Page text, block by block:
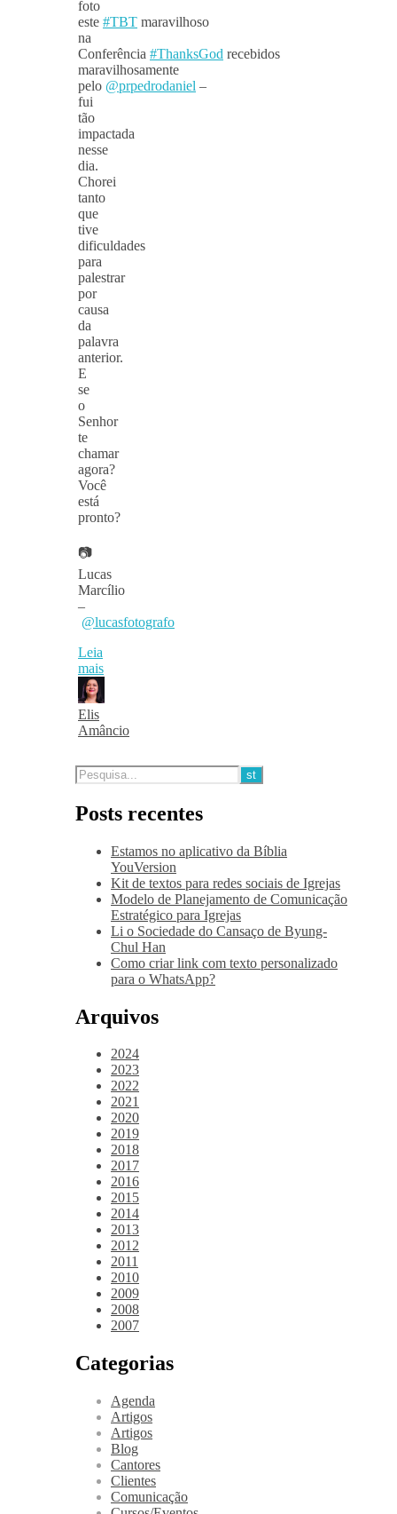
foto
este #TBT maravilhoso
na
Conferência #ThanksGod recebidos
maravilhosamente
pelo @prpedrodaniel –
fui
tão
impactada
nesse
dia.
Chorei
tanto
que
tive
dificuldades
para
palestrar
por
causa
da
palavra
anterior.
E
se
o
Senhor
te
chamar
agora?
Você
está
pronto?
📷
Lucas
Marcílio
–
@lucasfotografo
Leia
mais
Elis
Amâncio
Posts recentes
Estamos no aplicativo da Bíblia
YouVersion
Kit de textos para redes sociais de Igrejas
Modelo de Planejamento de Comunicação
Estratégico para Igrejas
Li o Sociedade do Cansaço de Byung-
Chul Han
Como criar link com texto personalizado
para o WhatsApp?
Arquivos
2024
2023
2022
2021
2020
2019
2018
2017
2016
2015
2014
2013
2012
2011
2010
2009
2008
2007
Categorias
Agenda
Artigos
Artigos
Blog
Cantores
Clientes
Comunicação